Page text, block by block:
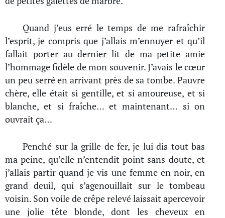
Quand j’eus erré le temps de me rafraîchir
l’esprit, je compris que j’allais m’ennuyer et qu’il
fallait porter au dernier lit de ma petite amie
l’hommage fidèle de mon souvenir. J’avais le cœur
un peu serré en arrivant près de sa tombe. Pauvre
chère, elle était si gentille, et si amoureuse, et si
blanche, et si fraîche… et maintenant… si on
ouvrait ça…
Penché sur la grille de fer, je lui dis tout bas
ma peine, qu’elle n’entendit point sans doute, et
j’allais partir quand je vis une femme en noir, en
grand deuil, qui s’agenouillait sur le tombeau
voisin. Son voile de crêpe relevé laissait apercevoir
une jolie tête blonde, dont les cheveux en